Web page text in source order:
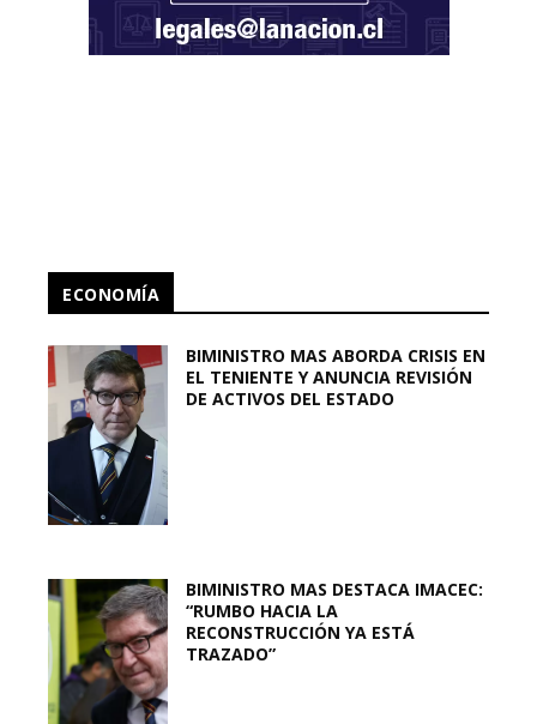
ECONOMÍA
BIMINISTRO MAS ABORDA CRISIS EN
EL TENIENTE Y ANUNCIA REVISIÓN
DE ACTIVOS DEL ESTADO
BIMINISTRO MAS DESTACA IMACEC:
“RUMBO HACIA LA
RECONSTRUCCIÓN YA ESTÁ
TRAZADO”